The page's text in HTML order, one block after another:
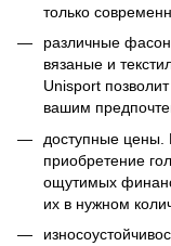
только
различные
вязаные и
Unisport
вашим
доступные цены.
приобретение
ощутимых
их в нужном